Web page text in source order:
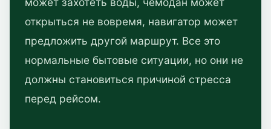
открыться не вовремя, навигатор может
предложить другой маршрут. Все это
нормальные бытовые ситуации, но они не
должны становиться причиной стресса
перед рейсом.